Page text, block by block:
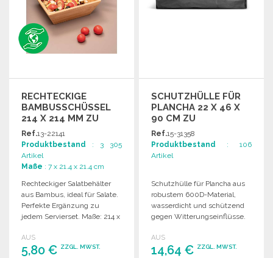
RECHTECKIGE
BAMBUSSCHÜSSEL
214 X 214 MM ZU
GROSSHANDELSPREISEN
Ref.13-22141
Produktbestand : 3 305
Artikel
Maße : 7 x 21.4 x 21.4 cm
Rechteckiger Salatbehälter
aus Bambus, ideal für Salate.
Perfekte Ergänzung zu
jedem Servierset. Maße: 214 x
AUS
5,80 € ZZGL. MWST.
SCHUTZHÜLLE FÜR
PLANCHA 22 X 46 X
90 CM ZU
GROSSHANDELSPREISEN
Ref.15-31358
Produktbestand : 106
Artikel
Schutzhülle für Plancha aus
robustem 600D-Material,
wasserdicht und schützend
gegen Witterungseinflüsse.
AUS
14,64 € ZZGL. MWST.